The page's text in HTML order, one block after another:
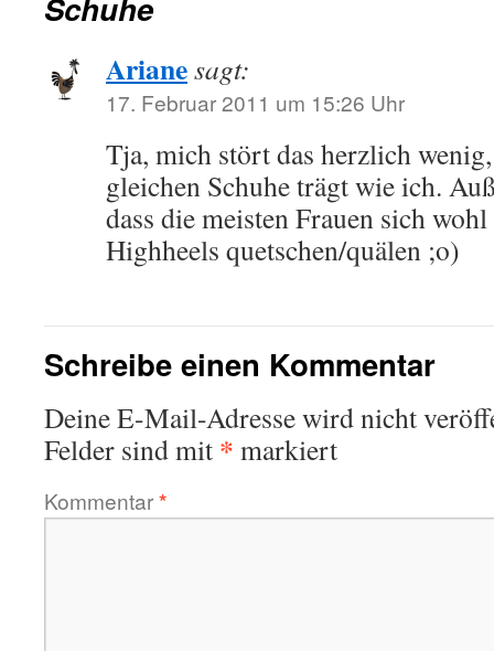
Arianesagt:
17. Februar 2011 um 15:26 Uhr
Tja, mich stört das herzlich
gleichen Schuhe trägt wie ich.
dass die meisten Frauen sich
Highheels quetschen/quälen ;o)
Schreibe einen Kommentar
Deine E-Mail-Adresse wird nicht
Felder sind mit * markiert
Kommentar*